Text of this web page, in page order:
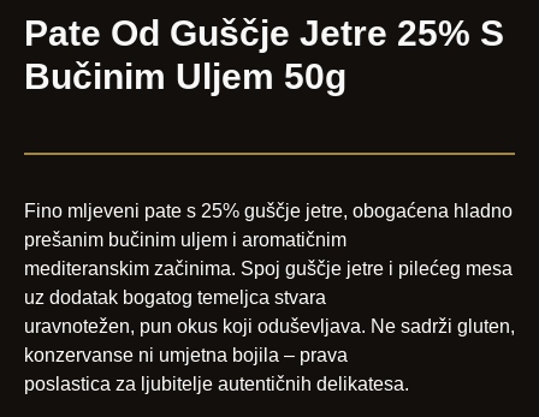
Pate Od Guščje Jetre 25% S
Bučinim Uljem 50g
Fino mljeveni pate s 25% guščje jetre, obogaćena hladno
prešanim bučinim uljem i aromatičnim
mediteranskim začinima. Spoj guščje jetre i pilećeg mesa
uz dodatak bogatog temeljca stvara
uravnotežen, pun okus koji oduševljava. Ne sadrži gluten,
konzervanse ni umjetna bojila – prava
poslastica za ljubitelje autentičnih delikatesa.